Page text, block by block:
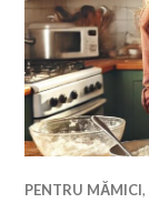
PENTRU MĂMICI,